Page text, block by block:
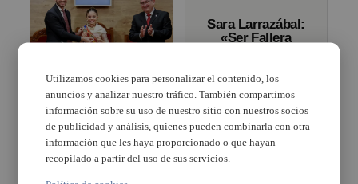
Paula Nieto, FMI de
València 2023, recibe
las llaves de la ciudad
de Mislata
Sara Larrazábal:
«Ser Fallera
meu somni i el
de tota la meua
família»
Utilizamos cookies para personalizar el contenido, los
anuncios y analizar nuestro tráfico. También compartimos
información sobre su uso de nuestro sitio con nuestros socios
de publicidad y análisis, quienes pueden combinarla con otra
información que les haya proporcionado o que hayan
recopilado a partir del uso de sus servicios.